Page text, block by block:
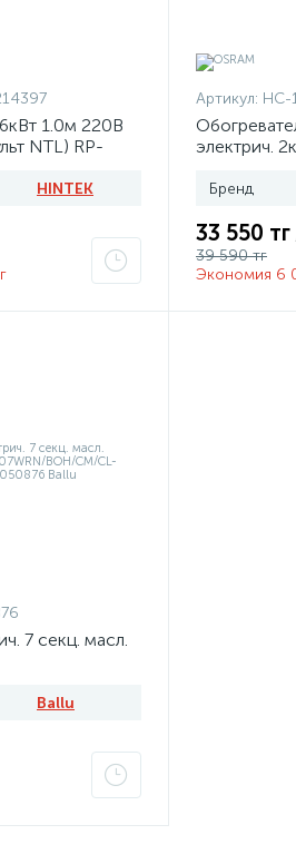
1.0м 220В
NTL) RP-
HINTEK
Артикул: НС-
электрич.
НС-1098374
Бренд
33 550 тг
39 590 тг
Экономия 6
7 секц. масл.
Ballu